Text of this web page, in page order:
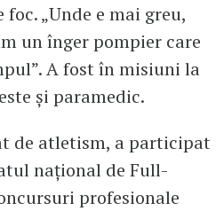
„Unde e mai greu,
un înger pompier care
A fost în misiuni la
și paramedic.
de atletism, a participat
național de Full-
profesionale